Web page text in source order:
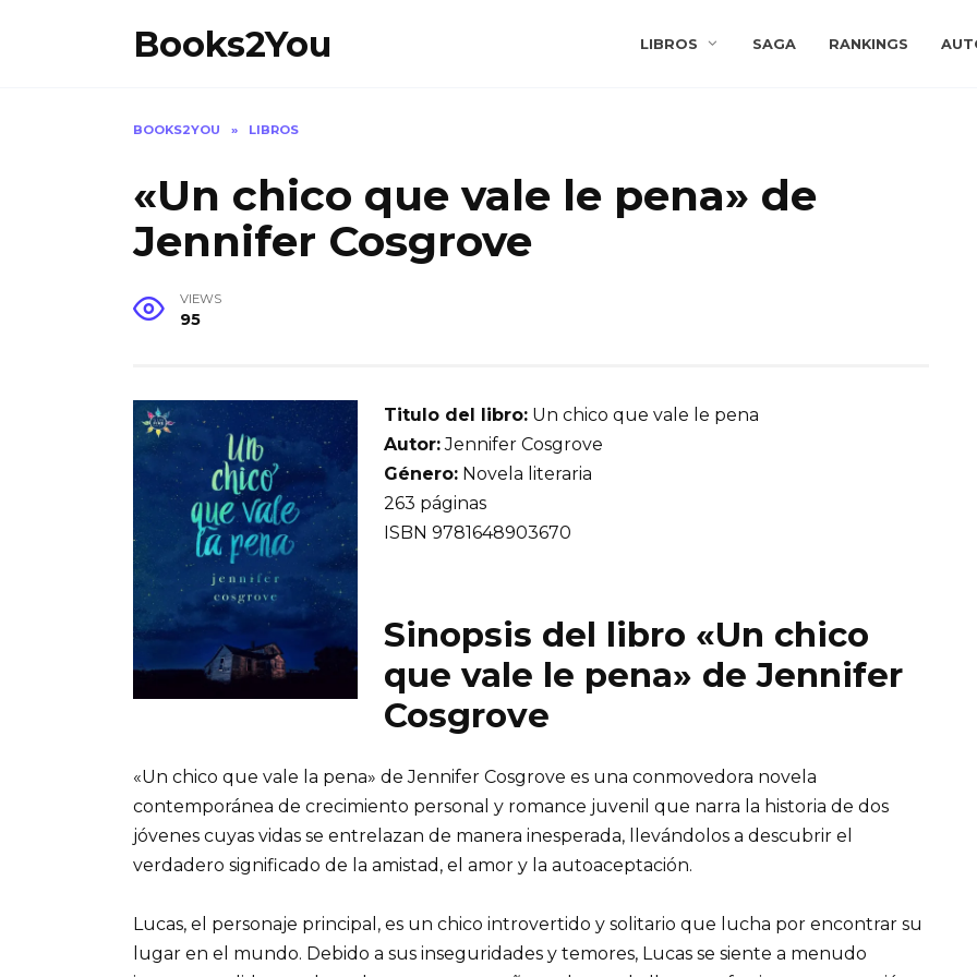
Books2You LIBROS SAGA RANKINGS
BOOKS2YOU » LIBROS
«Un chico que vale le pena» de
Jennifer Cosgrove
VIEWS
95
Titulo del libro: Un chico que vale le pena
Autor:Jennifer Cosgrove
Género: Novela literaria
263 páginas
ISBN 9781648903670
Sinopsis del libro «Un chico
que vale le pena» de Jennifer
Cosgrove
«Un chico que vale la pena» de Jennifer Cosgrove es una conmovedora novela
contemporánea de crecimiento personal y romance juvenil que narra la historia de dos
jóvenes cuyas vidas se entrelazan de manera inesperada, llevándolos a descubrir el
verdadero significado de la amistad, el amor y la autoaceptación.
Lucas, el personaje principal, es un chico introvertido y solitario que lucha por encontrar su
lugar en el mundo. Debido a sus inseguridades y temores, Lucas se siente a menudo